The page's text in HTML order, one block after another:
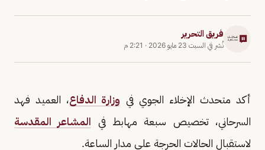
فريق التحرير
نُشر في السبت 23 مايو 2026 · 2:21 م
أكد متحدث الإخلاء الجوي في وزارة الدفاع، العميد فهد
السرحاني، تخصيص سبعة مهابط في المشاعر المقدسة
لاستقبال الحالات الحرجة على مدار الساعة.